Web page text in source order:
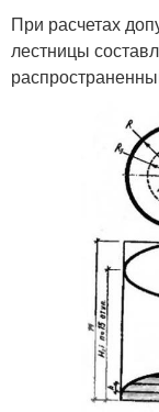
При расчетах
лестницы